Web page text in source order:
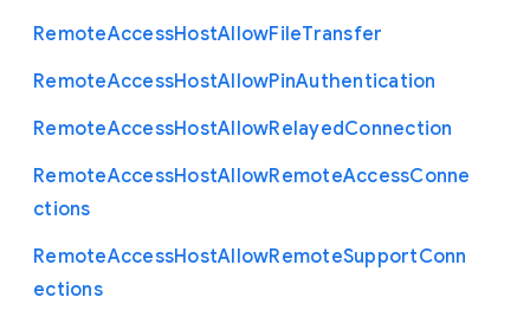
RemoteAccessHostAllowFileTransfer
RemoteAccessHostAllowPinAuthentication
RemoteAccessHostAllowRelayedConnection
RemoteAccessHostAllowRemoteAccessConne
ctions
RemoteAccessHostAllowRemoteSupportConn
ections